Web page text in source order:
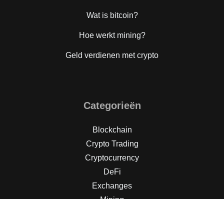
Wat is bitcoin?
Hoe werkt mining?
Geld verdienen met crypto
Categorieën
Blockchain
Crypto Trading
Cryptocurrency
DeFi
Exchanges